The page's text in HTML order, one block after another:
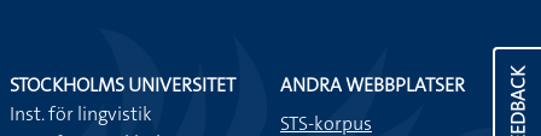
FEEDBACK
STOCKHOLMS UNIVERSITET
Inst. för lingvistik
ANDRA WEBBPLATSER
STS-korpus